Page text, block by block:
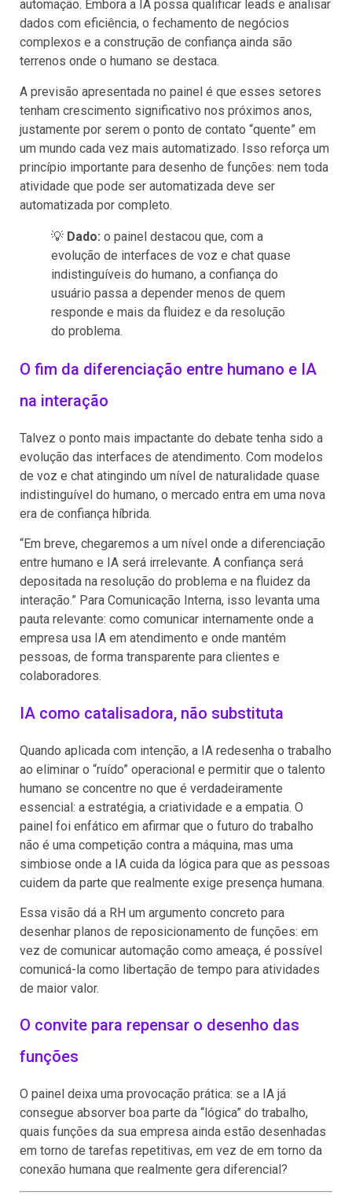
automação. Embora a IA possa qualificar leads e analisar
dados com eficiência, o fechamento de negócios
complexos e a construção de confiança ainda são
terrenos onde o humano se destaca.
A previsão apresentada no painel é que esses setores
tenham crescimento significativo nos próximos anos,
justamente por serem o ponto de contato “quente” em
um mundo cada vez mais automatizado. Isso reforça um
princípio importante para desenho de funções: nem toda
atividade que pode ser automatizada deve ser
automatizada por completo.
💡 Dado: o painel destacou que, com a
evolução de interfaces de voz e chat quase
indistinguíveis do humano, a confiança do
usuário passa a depender menos de quem
responde e mais da fluidez e da resolução
do problema.
O fim da diferenciação entre humano e IA
na interação
Talvez o ponto mais impactante do debate tenha sido a
evolução das interfaces de atendimento. Com modelos
de voz e chat atingindo um nível de naturalidade quase
indistinguível do humano, o mercado entra em uma nova
era de confiança híbrida.
“Em breve, chegaremos a um nível onde a diferenciação
entre humano e IA será irrelevante. A confiança será
depositada na resolução do problema e na fluidez da
interação.” Para Comunicação Interna, isso levanta uma
pauta relevante: como comunicar internamente onde a
empresa usa IA em atendimento e onde mantém
pessoas, de forma transparente para clientes e
colaboradores.
IA como catalisadora, não substituta
Quando aplicada com intenção, a IA redesenha o trabalho
ao eliminar o “ruído” operacional e permitir que o talento
humano se concentre no que é verdadeiramente
essencial: a estratégia, a criatividade e a empatia. O
painel foi enfático em afirmar que o futuro do trabalho
não é uma competição contra a máquina, mas uma
simbiose onde a IA cuida da lógica para que as pessoas
cuidem da parte que realmente exige presença humana.
Essa visão dá a RH um argumento concreto para
desenhar planos de reposicionamento de funções: em
vez de comunicar automação como ameaça, é possível
comunicá-la como libertação de tempo para atividades
de maior valor.
O convite para repensar o desenho das
funções
O painel deixa uma provocação prática: se a IA já
consegue absorver boa parte da “lógica” do trabalho,
quais funções da sua empresa ainda estão desenhadas
em torno de tarefas repetitivas, em vez de em torno da
conexão humana que realmente gera diferencial?